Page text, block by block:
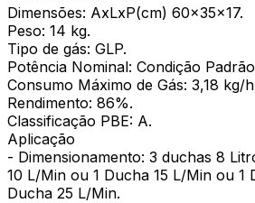
Dimensões: AxLxP(cm) 60x35x17.
Peso: 14 kg.
Tipo de gás: GLP.
Potência Nominal: Condição
Consumo Máximo de Gás: 3,18 kg/
Rendimento: 86%.
Classificação PBE: A.
Aplicação
- Dimensionamento: 3 duchas 8
10 L/Min ou 1 Ducha 15 L/Min ou 1
Ducha 25 L/Min.